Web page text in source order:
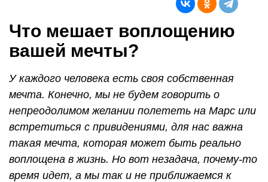
Что мешает воплощению
вашей мечты?
У каждого человека есть своя собственная
мечта. Конечно, мы не будем говорить о
непреодолимом желании полететь на Марс или
встретиться с привидениями, для нас важна
такая мечта, которая может быть реально
воплощена в жизнь. Но вот незадача, почему-то
время идет, а мы так и не приближаемся к